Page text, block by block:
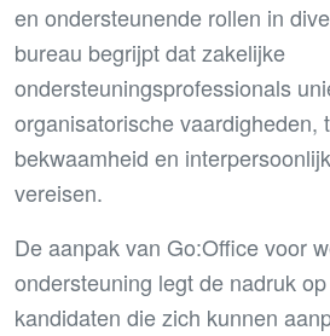
en ondersteunende rollen in
bureau begrijpt dat zakelijke
ondersteuningsprofessionals
organisatorische vaardigheden,
bekwaamheid en
vereisen.
De aanpak van Go:Office voor
ondersteuning legt de nadruk
kandidaten die zich kunnen